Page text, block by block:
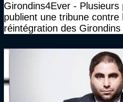
Girondins4Ever -
publient une tribune contre
réintégration des Girondins